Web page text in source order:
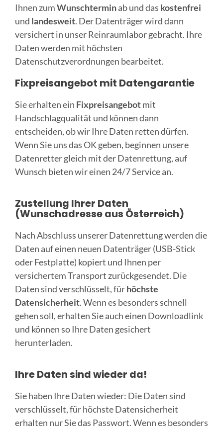
Ihnen zumWunschterminab und das kostenfrei
und landesweit. Der Datenträger wird dann
versichert in unser Reinraumlabor gebracht. Ihre
Daten werden mit höchsten
Datenschutzverordnungen bearbeitet.
Fixpreisangebot mit Datengarantie
Sie erhalten ein Fixpreisangebotmit
Handschlagqualität und können dann
entscheiden, ob wir Ihre Daten retten dürfen.
Wenn Sie uns das OK geben, beginnen unsere
Datenretter gleich mit der Datenrettung, auf
Wunsch bieten wir einen 24/7 Service an.
Zustellung Ihrer Daten
(Wunschadresse aus Österreich)
Nach Abschluss unserer Datenrettung werden die
Daten auf einen neuen Datenträger (USB-Stick
oder Festplatte) kopiert und Ihnen per
versichertem Transport zurückgesendet. Die
Daten sind verschlüsselt, fürhöchste
Datensicherheit. Wenn es besonders schnell
gehen soll, erhalten Sie auch einen Downloadlink
und können so Ihre Daten gesichert
herunterladen.
Ihre Daten sind wieder da!
Sie haben Ihre Daten wieder: Die Daten sind
verschlüsselt, für höchste Datensicherheit
erhalten nur Sie das Passwort. Wenn es besonders